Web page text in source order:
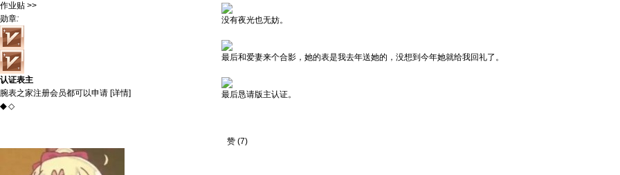
作业贴 >>
勋章:
认证表主
腕表之家注册会员都可以申请 [详情]
◆ ◇
没有夜光也无妨。
最后和爱妻来个合影，她的表是我去年送她的，没想到今年她就给我回礼了。
最后恳请版主认证。
赞 (7)